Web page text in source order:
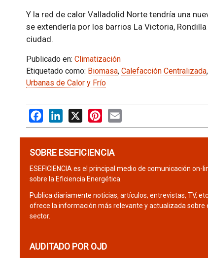
Y la red de calor Valladolid Norte tendría una
se extendería por los barrios La Victoria,
ciudad.
Publicado en: Climatización
Etiquetado como: Biomasa, Calefacción Centralizada,
Urbanas de Calor y Frío
FacebookLinkedIn
X PinterestEmail
SOBRE ESEFICIENCIA
ESEFICIENCIA es el principal medio de comunicación on-
sobre la Eficiencia Energética.
Publica diariamente noticias, artículos, entrevistas, TV,
ofrece la información más relevante y actualizada sobre
sector.
AUDITADO POR OJD